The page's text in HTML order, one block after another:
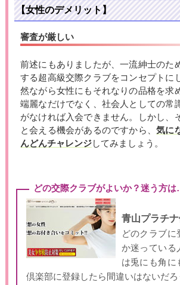
【女性のデメリット】
審査が厳しい
前述にもありましたが、一流紳士のた
する超高級交際クラブをコンセプトに
然ながら女性にもそれなりの品格を求
端麗なだけでなく、社会人としての常
がなければ入会できません。しかし、
と会える機会があるのですから、気に
んどんチャレンジしてみましょう。
どの交際クラブがよいか？迷う方
青山プラチ
どのクラブに
か迷っている
は兎にも角に
倶楽部に登録したら間違いはないだ